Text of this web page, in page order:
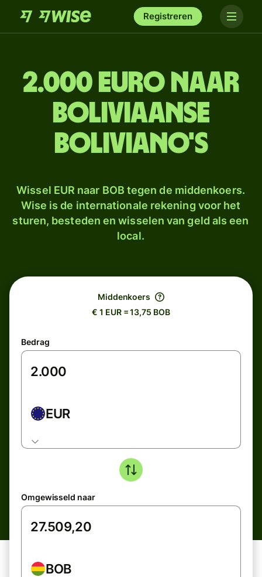
Registreren
2.000 euro naar
Boliviaanse
boliviano's
Wissel EUR naar BOB tegen de middenkoers.
Wise is de internationale rekening voor het
sturen, besteden en wisselen van geld als een
local.
Middenkoers
€ 1 EUR = 13,75 BOB
Bedrag
EUR
Omgewisseld naar
BOB